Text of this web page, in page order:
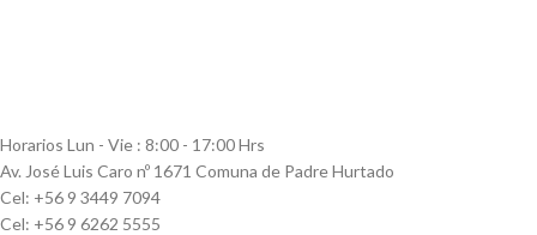
Horarios Lun - Vie : 8:00 - 17:00 Hrs
Av. José Luis Caro nº 1671 Comuna de Padre Hurtado
Cel: +56 9 3449 7094
Cel: +56 9 6262 5555